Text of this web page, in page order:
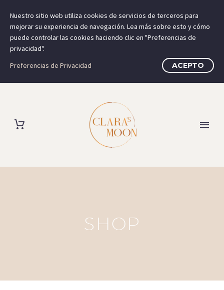
SHOP
Nuestro sitio web utiliza cookies de servicios de terceros para
mejorar su experiencia de navegación. Lea más sobre esto y cómo
puede controlar las cookies haciendo clic en "Preferencias de
privacidad".
Preferencias de Privacidad
ACEPTO